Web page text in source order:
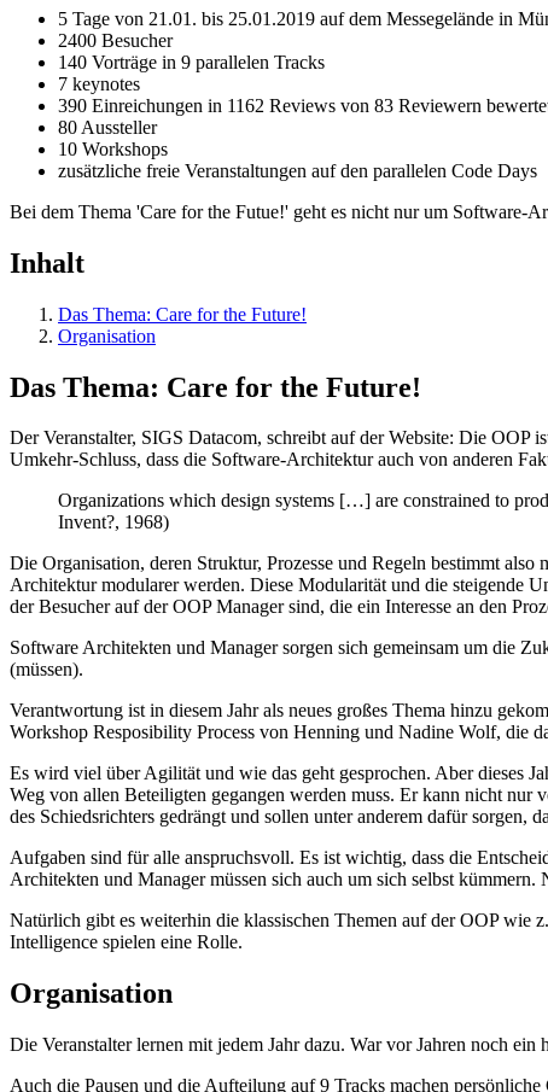
5 Tage von 21.01. bis 25.01.2019 auf dem Messegelände in
2400 Besucher
140 Vorträge in 9 parallelen Tracks
7 keynotes
390 Einreichungen in 1162 Reviews von 83 Reviewern
80 Aussteller
10 Workshops
zusätzliche freie Veranstaltungen auf den parallelen Code Days
Bei dem Thema 'Care for the Futue!' geht es nicht nur um Software-
Inhalt
Das Thema: Care for the Future!
Organisation
Das Thema: Care for the Future!
Der Veranstalter, SIGS Datacom, schreibt auf der Website: Die
Umkehr-Schluss, dass die Software-Architektur auch von anderen
Organizations which design systems […] are constrained to
Invent?, 1968)
Die Organisation, deren Struktur, Prozesse und Regeln bestimmt
Architektur modularer werden. Diese Modularität und die steigende
der Besucher auf der OOP Manager sind, die ein Interesse an den
Software Architekten und Manager sorgen sich gemeinsam um die
(müssen).
Verantwortung ist in diesem Jahr als neues großes Thema hinzu
Workshop Resposibility Process von Henning und Nadine Wolf, die
Es wird viel über Agilität und wie das geht gesprochen. Aber dieses
Weg von allen Beteiligten gegangen werden muss. Er kann nicht
des Schiedsrichters gedrängt und sollen unter anderem dafür sorgen,
Aufgaben sind für alle anspruchsvoll. Es ist wichtig, dass die
Architekten und Manager müssen sich auch um sich selbst
Natürlich gibt es weiterhin die klassischen Themen auf der OOP
Intelligence spielen eine Rolle.
Organisation
Die Veranstalter lernen mit jedem Jahr dazu. War vor Jahren noch
Auch die Pausen und die Aufteilung auf 9 Tracks machen